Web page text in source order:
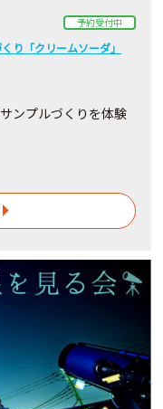
予約受付中
り「クリームソーダ」
ンプルづくりを体験